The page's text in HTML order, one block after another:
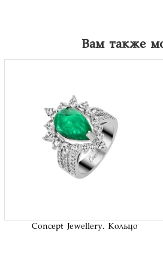
Вам также
В список
Concept Jewellery. Кольцо